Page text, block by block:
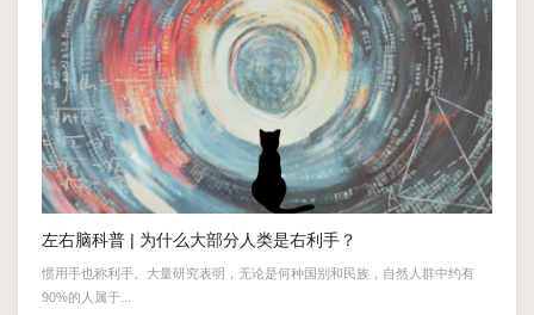
左右脑科普 | 为什么大部分人类是右利手？
惯用手也称利手。大量研究表明，无论是何种国别和民族，自然人群中约有
90%的人属于...